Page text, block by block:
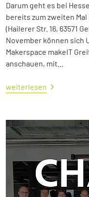
Darum geht es bei
bereits zum zweiten
(Hailerer Str. 16, 63571
November können sich
Makerspace makeIT
anschauen, mit...
weiterlesen